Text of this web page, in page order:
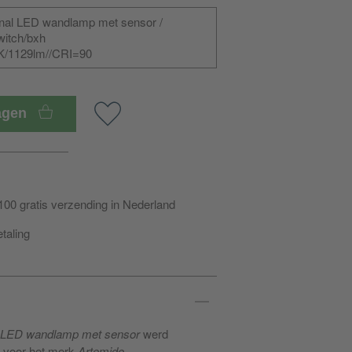
LED wandlamp met sensor /
bxh
1129lm//CRI=90
gratis verzending in Nederland
wandlamp met sensorwerd